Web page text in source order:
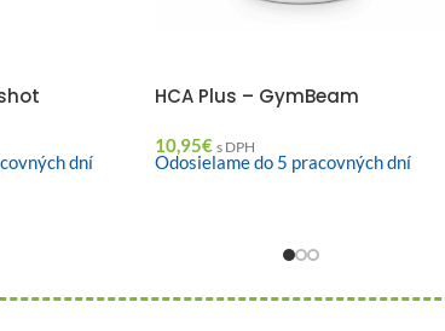
dní
HCA Plus – GymBeam
10,95€ s DPH
Odosielame do 5 pracovných dní